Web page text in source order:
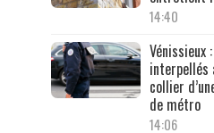
14:40
Vénissieux
interpellés
collier
de métro
14:06